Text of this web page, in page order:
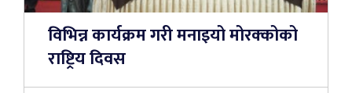
विभिन्न कार्यक्रम गरी मनाइयो मोरक्कोको
राष्ट्रिय दिवस